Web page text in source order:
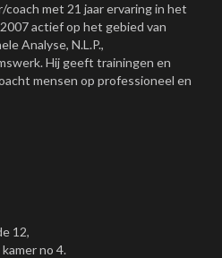
met 21 jaar ervaring in het
actief op het gebied van
Analyse, N.L.P.,
Hij geeft trainingen en
mensen op professioneel en
12,
no 4.